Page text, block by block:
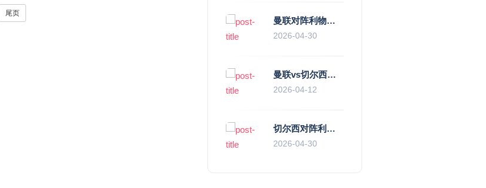
尾页
曼联对阵利物浦，老特拉福德的红色心跳与蓝色暗涌
2026-04-30
曼联vs切尔西直播复盘：滕哈赫的“伪高位”与波切蒂诺的“无锋阵”，谁更拧巴？
2026-04-12
切尔西对阵利物浦，一场蓝红血脉里的恩怨与忠诚
2026-04-30